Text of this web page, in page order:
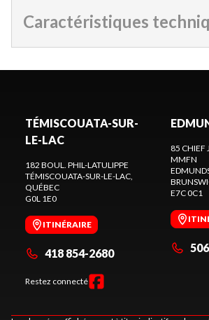
Caractéristiques
TÉMISCOUATA-SUR-
LE-LAC
182 BOUL. PHIL-LATULIPPE
TÉMISCOUATA-SUR-LE-LAC,
QUÉBEC
G0L 1E0
ITINÉRAIRE
418 854-2680
Restez connecté
85 CHIEF
MMFN
E7C 0C1